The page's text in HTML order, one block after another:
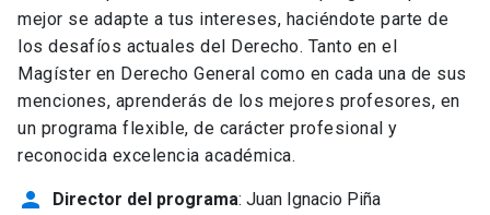
mejor se adapte a tus intereses, haciéndote parte de
los desafíos actuales del Derecho. Tanto en el
Magíster en Derecho General como en cada una de sus
menciones, aprenderás de los mejores profesores, en
un programa flexible, de carácter profesional y
reconocida excelencia académica.
person Director del programa: Juan Ignacio Piña